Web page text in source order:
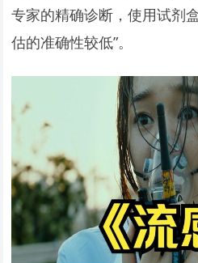
专家的精确诊断，使用试剂
估的准确性较低”。